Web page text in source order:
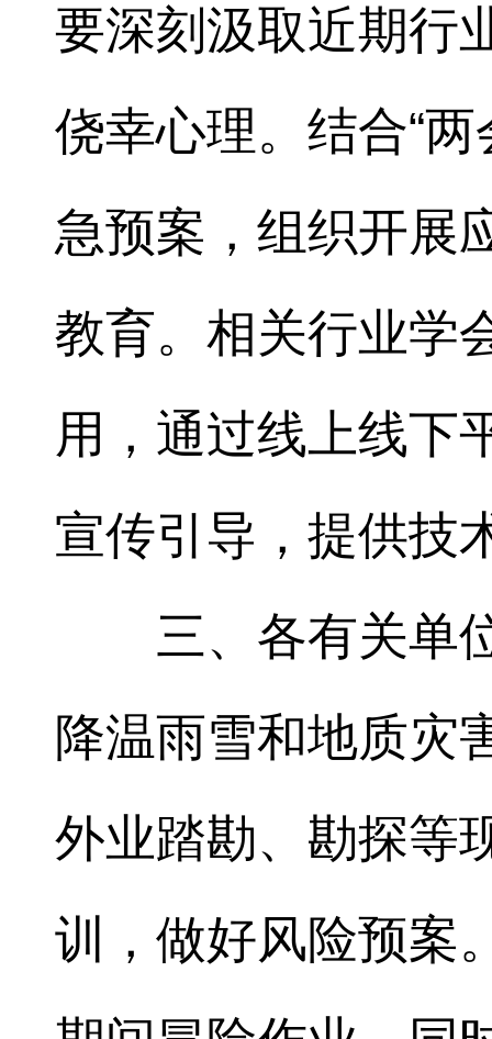
要深刻汲取近期行
侥幸心理。结合“
急预案，组织开展
教育。相关行业学
用，通过线上线下
宣传引导，提供技
三、各有关单
降温雨雪和地质灾
外业踏勘、勘探等
训，做好风险预案